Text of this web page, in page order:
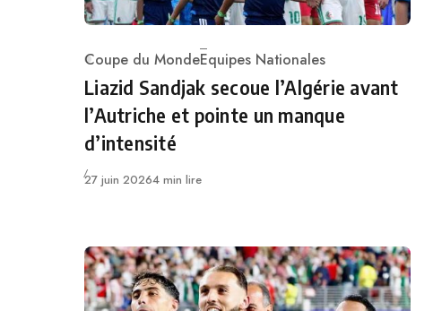
Category
Coupe du MondeEquipes Nationales
Liazid Sandjak secoue l’Algérie avant
l’Autriche et pointe un manque
d’intensité
Publié
27 juin 20264 min lire